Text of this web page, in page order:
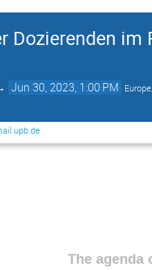
Dozierenden
Jun 30, 2023, 1:00 PM
The